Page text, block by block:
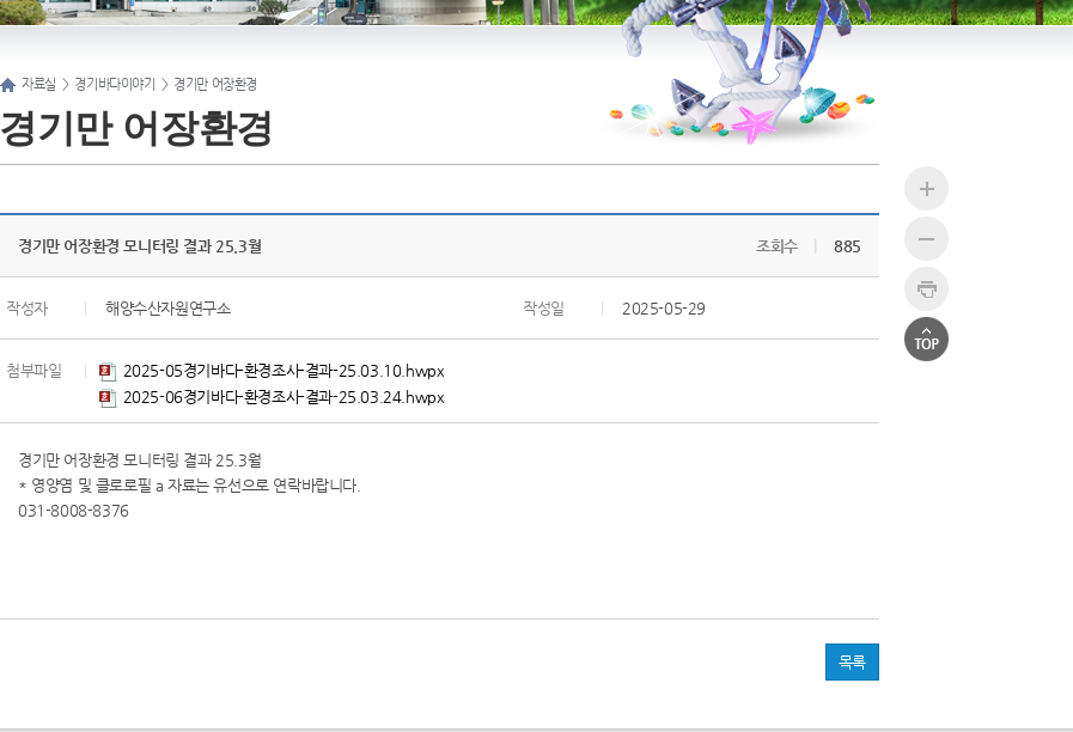
자료실 > 경기바다이야기 > 경기만 어장환경
경기만 어장환경
경기만 어장환경 모니터링 결과 25.3월 조회수 885
작성자 해양수산자원연구소 작성일 2025-05-29
첨부파일
2025-05경기바다-환경조사-결과-25.03.10.hwpx
2025-06경기바다-환경조사-결과-25.03.24.hwpx
경기만 어장환경 모니터링 결과 25.3월
* 영양염 및 클로로필 a 자료는 유선으로 연락바랍니다.
031-8008-8376
목록